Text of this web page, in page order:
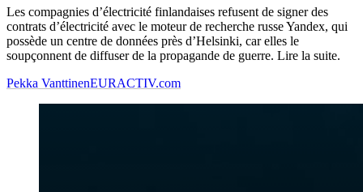
Les compagnies d’électricité finlandaises refusent de signer des
contrats d’électricité avec le moteur de recherche russe Yandex, qui
possède un centre de données près d’Helsinki, car elles le
soupçonnent de diffuser de la propagande de guerre. Lire la suite.
Pekka VanttinenEURACTIV.com